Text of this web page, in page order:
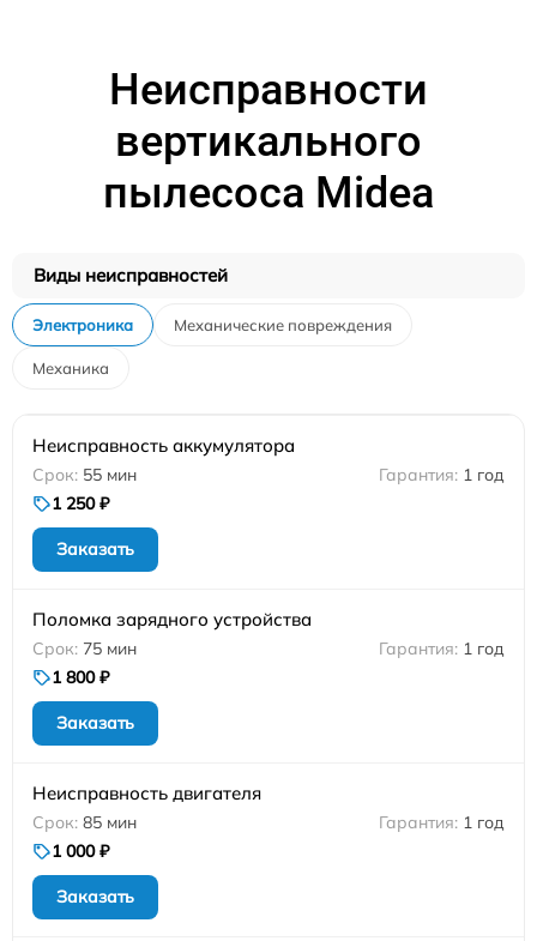
Неисправности
вертикального
пылесоса Midea
Виды неисправностей
Электроника Механические повреждения
Механика
Неисправность аккумулятора
55 мин
1 год
1 250 ₽
Заказать
Поломка зарядного устройства
75 мин
1 год
1 800 ₽
Заказать
Неисправность двигателя
85 мин
1 год
1 000 ₽
Заказать